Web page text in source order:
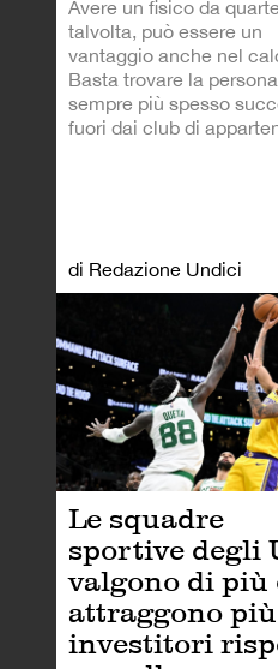
Avere un fisico da
talvolta, può essere un
vantaggio anche nel
Basta trovare la
sempre più spesso
fuori dai club di
di Redazione Undici
Le squadre
sportive degli
valgono di più
attraggono più
investitori